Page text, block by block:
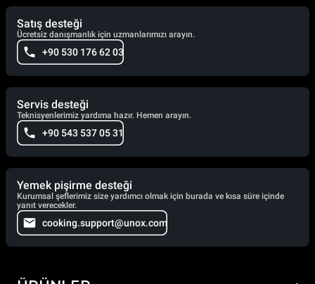
Satış desteği
Ücretsiz danışmanlık için uzmanlarımızı arayın.
+90 530 176 62 03
Servis desteği
Teknisyenlerimiz yardıma hazır. Hemen arayın.
+90 543 537 05 31
Yemek pişirme desteği
Kurumsal şeflerimiz size yardımcı olmak için burada ve kısa süre içinde
yanıt verecekler.
cooking.support@unox.com